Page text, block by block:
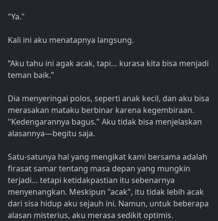
"Ya."
Kali ini aku menatapnya langsung.
“Aku tahu ini agak acak, tapi… kurasa kita bisa menjadi
teman baik.”
Dia menyeringai polos, seperti anak kecil, dan aku bisa
merasakan mataku berbinar karena kegembiraan.
"Kedengarannya bagus." Aku tidak bisa menjelaskan
alasannya—begitu saja.
Satu-satunya hal yang mengikat kami bersama adalah
firasat samar tentang masa depan yang mungkin
terjadi… tetapi ketidakpastian itu sebenarnya
menyenangkan. Meskipun "acak", itu tidak lebih acak
dari sisa hidup aku sejauh ini. Namun, untuk beberapa
alasan misterius, aku merasa sedikit optimis.